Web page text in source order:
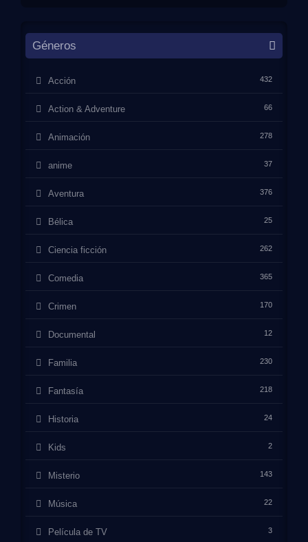
Géneros
Acción 432
Action & Adventure 66
Animación 278
anime 37
Aventura 376
Bélica 25
Ciencia ficción 262
Comedia 365
Crimen 170
Documental 12
Familia 230
Fantasía 218
Historia 24
Kids 2
Misterio 143
Música 22
Película de TV 3